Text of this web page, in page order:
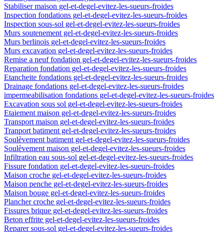
Stabiliser maison gel-et-degel-evitez-les-sueurs-froides
Inspection fondations gel-et-degel-evitez-les-sueurs-froides
Inspection sous-sol gel-et-degel-evitez-les-sueurs-froides
Murs soutenement gel-et-degel-evitez-les-sueurs-froides
Murs berlinois gel-et-degel-evitez-les-sueurs-froides
Murs excavation gel-et-degel-evitez-les-sueurs-froides
Remise a neuf fondation gel-et-degel-evitez-les-sueurs-froides
Reparation fondation gel-et-degel-evitez-les-sueurs-froides
Etancheite fondations gel-et-degel-evitez-les-sueurs-froides
Drainage fondations gel-et-degel-evitez-les-sueurs-froides
impermeabilisation fondations gel-et-degel-evitez-les-sueurs-froides
Excavation sous sol gel-et-degel-evitez-les-sueurs-froides
Etaiement maison gel-et-degel-evitez-les-sueurs-froides
Transport maison gel-et-degel-evitez-les-sueurs-froides
Tranport batiment gel-et-degel-evitez-les-sueurs-froides
Soulèvement batiment gel-et-degel-evitez-les-sueurs-froides
Soulèvement maison gel-et-degel-evitez-les-sueurs-froides
Infiltration eau sous-sol gel-et-degel-evitez-les-sueurs-froides
Fissure fondation gel-et-degel-evitez-les-sueurs-froides
Maison croche gel-et-degel-evitez-les-sueurs-froides
Maison penche gel-et-degel-evitez-les-sueurs-froides
Maison bouge gel-et-degel-evitez-les-sueurs-froides
Plancher croche gel-et-degel-evitez-les-sueurs-froides
Fissures brique gel-et-degel-evitez-les-sueurs-froides
Beton effrite gel-et-degel-evitez-les-sueurs-froides
Reparer sous-sol gel-et-degel-evitez-les-sueurs-froides